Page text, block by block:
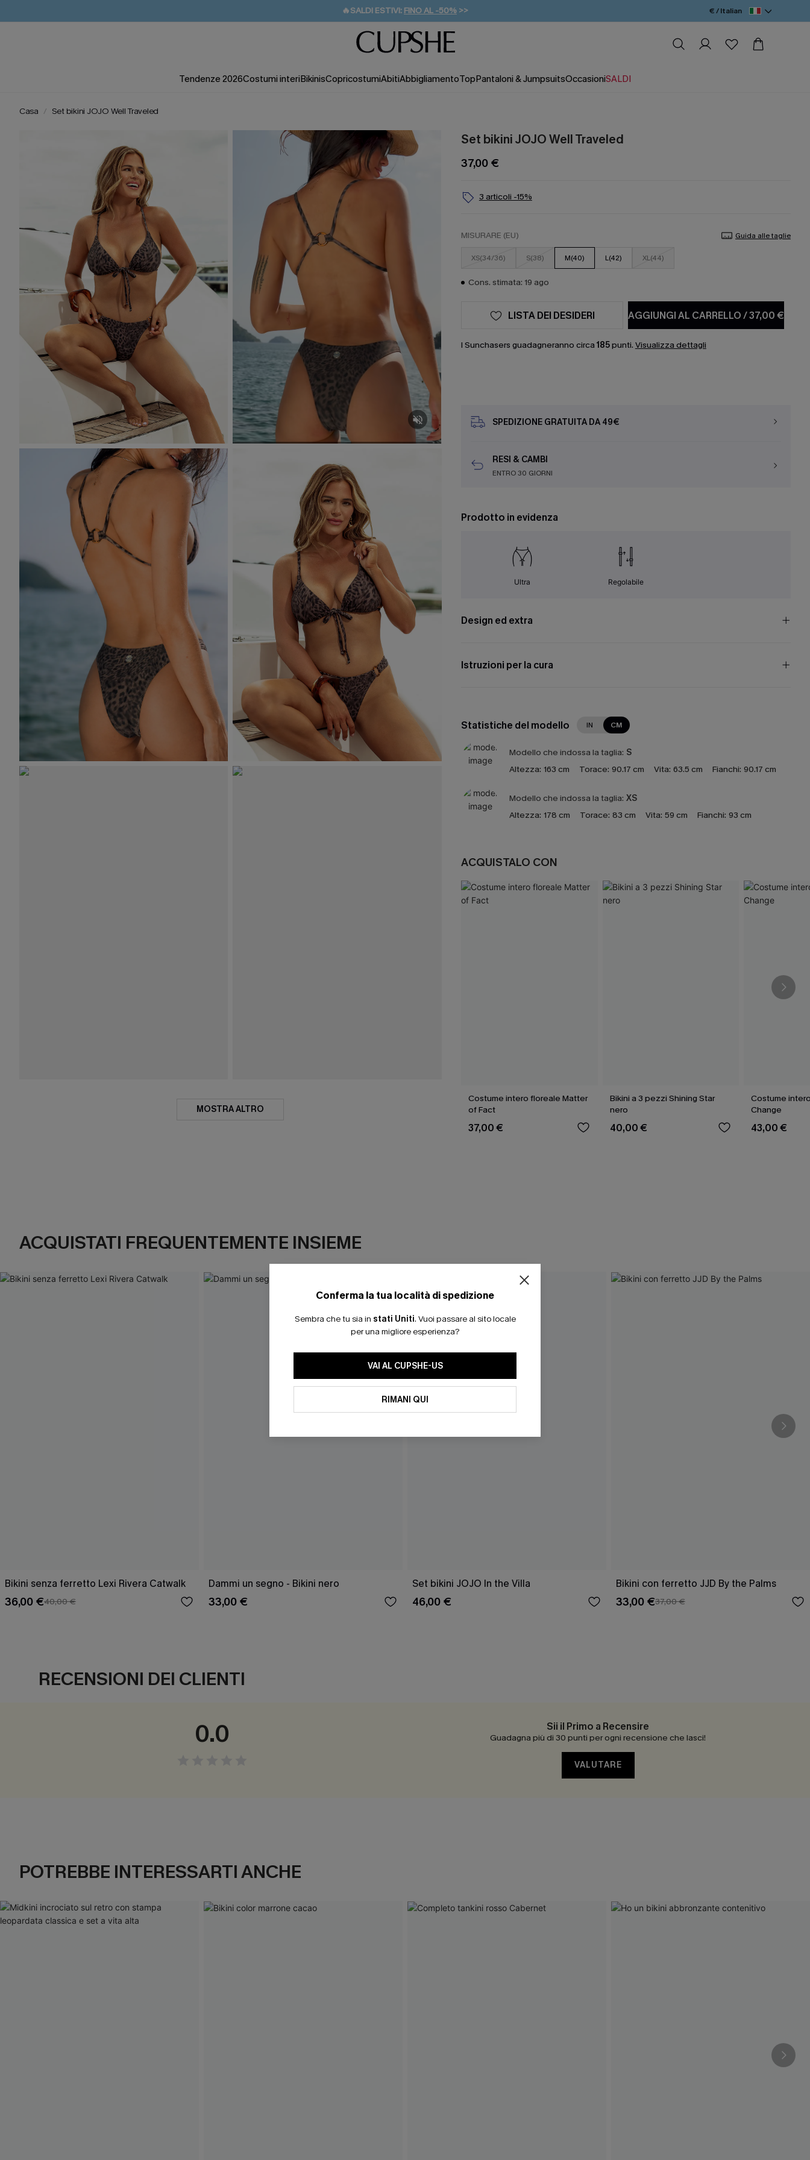
🔥SALDI ESTIVI: FINO AL -50% >>
🚚SPEDIZIONE GRATUITA DA 49€
💌REGALO PER I NUOVI: 20% DI SCONTO*
€ / Italian
Tendenze 2026Costumi interiBikinisCopricostumiAbitiAbbigliamentoTopPantaloni & JumpsuitsOccasioniSALDI
Casa Set bikini JOJO Well Traveled
MOSTRA ALTRO
Set bikini JOJO Well Traveled
37,00 €
3 articoli -15%
MISURARE (EU) Guida alle taglie
XS(34/36) S(38) M(40) L(42) XL(44)
Cons. stimata: 19 ago
AGGIUNGI AL CARRELLO/37,00 €
LISTA DEI DESIDERI
I Sunchasers guadagneranno circa 185punti. Visualizza dettagli
SPEDIZIONE GRATUITA DA 49€
RESI & CAMBI
ENTRO 30 GIORNI
Prodotto in evidenza
Ultra Regolabile
Design ed extra
Istruzioni per la cura
Statistiche del modello IN CM
Modello che indossa la taglia: S
Altezza: 163 cm Torace: 90.17 cm Vita: 63.5 cm Fianchi: 90.17 cm
Modello che indossa la taglia: XS
Altezza: 178 cm Torace: 83 cm Vita: 59 cm Fianchi: 93 cm
ACQUISTALO CON
Costume intero floreale Matter
of Fact
37,00 €
Bikini a 3 pezzi Shining Star
nero
40,00 €
Costume
Change
43,00 €
ACQUISTATI FREQUENTEMENTE INSIEME
Bikini senza ferretto Lexi Rivera Catwalk
36,00 €40,00 €
Dammi un segno - Bikini nero
33,00 €
Set bikini JOJO In the Villa
46,00 €
Bikini con ferretto JJD By the Palms
33,00 €37,00 €
RECENSIONI DEI CLIENTI
0.0 Sii il Primo a Recensire
Guadagna più di 30 punti per ogni recensione che lasci!
VALUTARE
POTREBBE INTERESSARTI ANCHE
Conferma la tua località di spedizione
Sembra che tu sia in stati Uniti. Vuoi passare al sito locale
per una migliore esperienza?
VAI AL CUPSHE-US
RIMANI QUI